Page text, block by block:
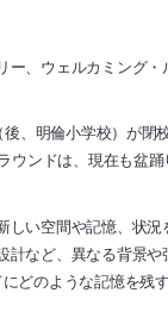
、ウェルカミング・
、明倫小学校）が閉
ウンドは、現在も盆
い空間や記憶、状況
など、異なる背景
どのような記憶を残す